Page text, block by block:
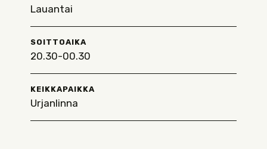
Lauantai
SOITTOAIKA
20.30-00.30
KEIKKAPAIKKA
Urjanlinna